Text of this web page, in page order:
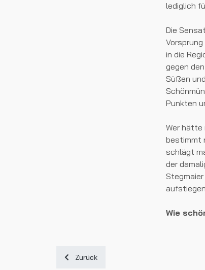
lediglich
Die
in die
gegen
Süßen
Punkten
Wer hätte
bestimmt
schlägt
der
Wie
Vorheriger Beitrag: Trainingslager "vor der
Zurück